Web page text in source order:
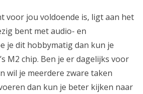
voor jou voldoende is, ligt aan het
bent met audio- en
je dit hobbymatig dan kun je
M2 chip. Ben je er dagelijks voor
wil je meerdere zware taken
dan kun je beter kijken naar